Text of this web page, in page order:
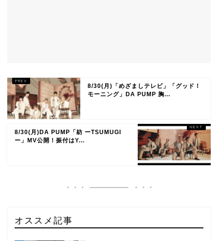
8/30(月)「めざましテレビ」「グッド！
モーニング」DA PUMP 胸...
8/30(月)DA PUMP「紡 ーTSUMUGI
ー」MV公開！振付はY...
オススメ記事